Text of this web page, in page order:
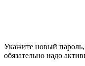
Укажите новый
обязательно надо